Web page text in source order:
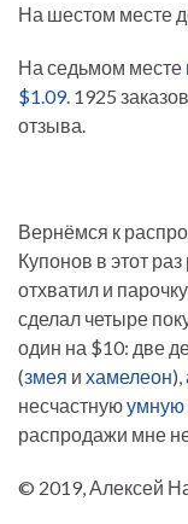
На шестом месте
На седьмом месте
$1.09. 1925
отзыва.
Вернёмся к
Купонов в этот
отхватил и
сделал четыре
один на $10: две
(змея и хамелеон),
несчастнуюумную
распродажи мне
© 2019, Алексей